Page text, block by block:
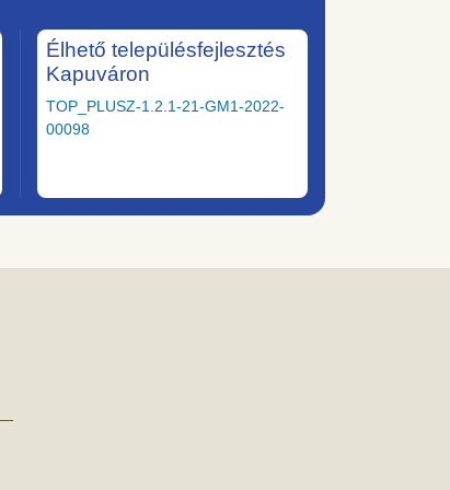
Élhető településfejlesztés
Kapuváron
TOP_PLUSZ-1.2.1-21-GM1-2022-
00098